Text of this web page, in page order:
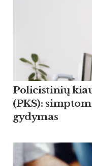
Policistinių
(PKS):
gydymas